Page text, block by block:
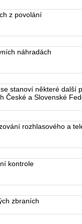
z povolání
náhradách
stanoví některé další
České a Slovenské
rozhlasového a
kontrole
zbraních